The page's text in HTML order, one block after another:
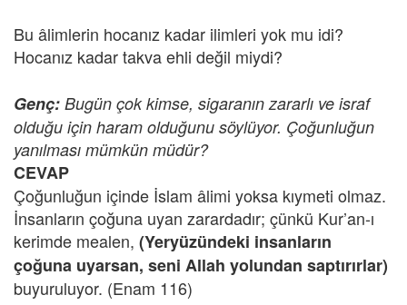
Bu âlimlerin hocanız kadar ilimleri yok mu idi?
Hocanız kadar takva ehli değil miydi?
Genç: Bugün çok kimse, sigaranın zararlı ve israf
olduğu için haram olduğunu söylüyor. Çoğunluğun
yanılması mümkün müdür?
CEVAP
Çoğunluğun içinde İslam âlimi yoksa kıymeti olmaz.
İnsanların çoğuna uyan zarardadır; çünkü Kur’an-ı
kerimde mealen, (Yeryüzündeki insanların
çoğuna uyarsan, seni Allah yolundan saptırırlar)
buyuruluyor. (Enam 116)